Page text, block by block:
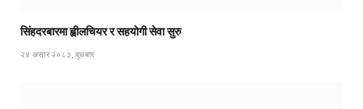
सिंहदरबारमा ह्वीलचियर र सहयोगी सेवा सुरु
२४ असार २०८३, बुधबार